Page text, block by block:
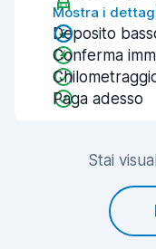
Mostra i
Deposito
Conferma
Paga adesso
Stai